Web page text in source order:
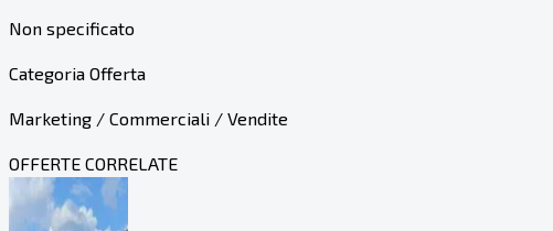
Non specificato
Categoria Offerta
Marketing / Commerciali / Vendite
OFFERTE CORRELATE